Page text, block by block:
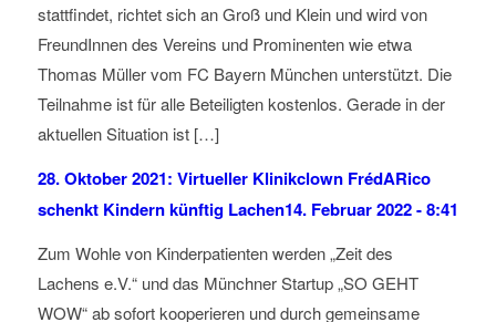
stattfindet, richtet sich an Groß und Klein und wird von
FreundInnen des Vereins und Prominenten wie etwa
Thomas Müller vom FC Bayern München unterstützt. Die
Teilnahme ist für alle Beteiligten kostenlos. Gerade in der
aktuellen Situation ist […]
28. Oktober 2021: Virtueller Klinikclown FrédARico
schenkt Kindern künftig Lachen14. Februar 2022 - 8:41
Zum Wohle von Kinderpatienten werden „Zeit des
Lachens e.V.“ und das Münchner Startup „SO GEHT
WOW“ ab sofort kooperieren und durch gemeinsame